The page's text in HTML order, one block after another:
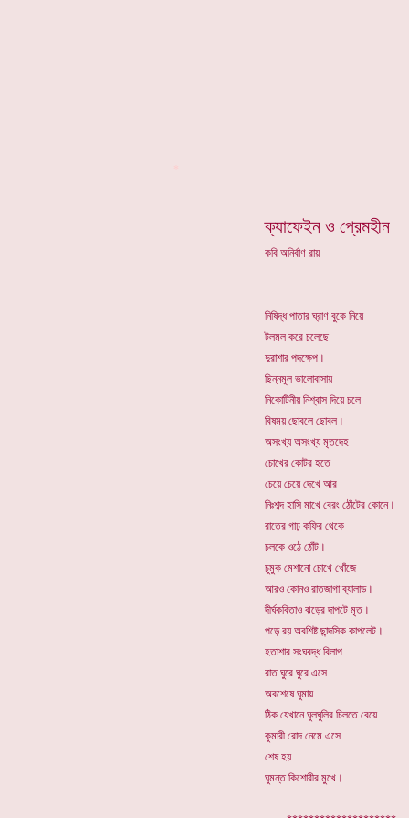
ক্যাফেইন ও প্রেমহীন
কবি অনির্বাণ রায়
নিষিদ্ধ পাতার ঘ্রাণ বুকে নিয়ে
টলমল করে চলেছে
দুরাশার পদক্ষেপ।
ছিন্নমূল ভালোবাসায়
নিকোটিনীয় নিশ্বাস দিয়ে চলে
বিষময় ছোবলে ছোবল।
অসংখ্য অসংখ্য মৃতদেহ
চোখের কোটর হতে
চেয়ে চেয়ে দেখে আর
নিঃশব্দ হাসি মাখে বেরং ঠোঁটের কোনে।
রাতের গাঢ় কফির থেকে
চলকে ওঠে ঠোঁট।
চুমুক মেশানো চোখে খোঁজে
আরও কোনও রাতজাগা ব্যালাড।
দীর্ঘকবিতাও ঝড়ের দাপটে মৃত।
পড়ে রয় অবশিষ্ট ছান্দসিক কাপলেট।
হতাশার সংঘবদ্ধ বিলাপ
রাত ঘুরে ঘুরে এসে
অবশেষে ঘুমায়
ঠিক যেখানে ঘুলঘুলির চিলতে বেয়ে
কুমারী রোদ নেমে এসে
শেষ হয়
ঘুমন্ত কিশোরীর মুখে।